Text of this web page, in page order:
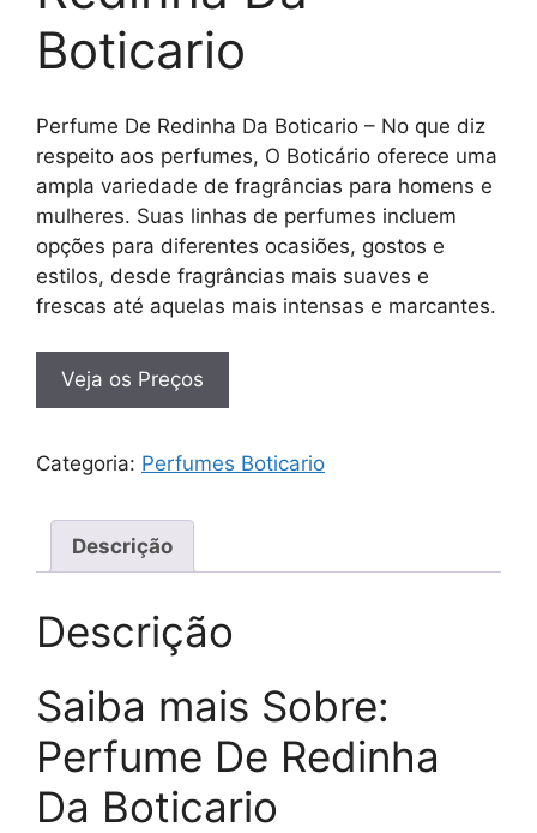
Boticario
Perfume De Redinha Da Boticario – No que diz
respeito aos perfumes, O Boticário oferece uma
ampla variedade de fragrâncias para homens e
mulheres. Suas linhas de perfumes incluem
opções para diferentes ocasiões, gostos e
estilos, desde fragrâncias mais suaves e
frescas até aquelas mais intensas e marcantes.
Veja os Preços
Categoria: Perfumes Boticario
Descrição
Descrição
Saiba mais Sobre:
Perfume De Redinha
Da Boticario